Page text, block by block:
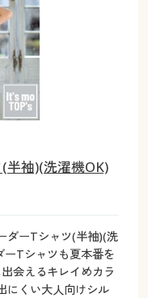
半袖)(洗濯機OK)
ダーTシャツ(半袖)(洗
ーTシャツも夏本番を
会えるキレイめカラ
にくい大人向けシル